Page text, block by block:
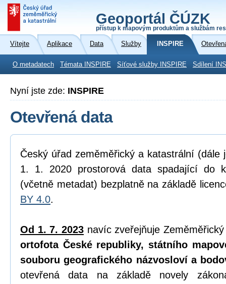
Geoportál ČÚZK
přístup k mapovým produktům a službám
Vítejte Aplikace Data Služby INSPIRE
O metadatech Témata INSPIRE Síťové služby INSPIRE Sdílení
Nyní jste zde: INSPIRE
Otevřená data
Český úřad zeměměřický a katastrální (dále
1. 1. 2020 prostorová data spadající do
(včetně metadat) bezplatně na základě
BY 4.0.
Od 1. 7. 2023 navíc zveřejňuje
ortofota České republiky, státního
souboru geografického názvosloví a
otevřená data na základě novely